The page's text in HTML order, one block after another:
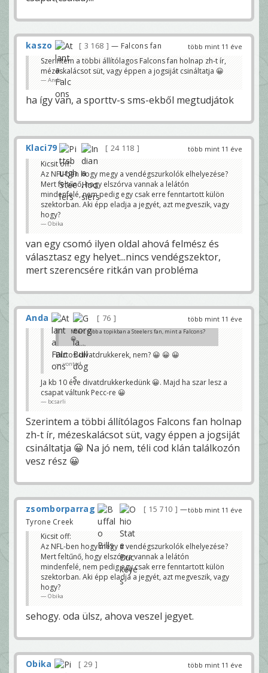
több mint 11 éve
kaszo 3 168 — Falcons fan
Szerintem a többi állítólagos Falcons fan holnap zh-t ír,
mézeskalácsot süt, vagy éppen a jogsiját csináltatja 😀
Anda
ha így van, a sporttv-s sms-ekből megtudjátok
több mint 11 éve
Klaci79
24 118
Kicsit off:
Az NFL-ben hogy megy a vendégszurkolók elhelyezése?
Mert feltűnő, hogy elszórva vannak a lelátón
mindenfelé, nem pedig egy csak erre fenntartott külön
szektorban. Aki épp eladja a jegyét, azt megveszik, vagy
hogy?
Obika
van egy csomó ilyen oldal ahová felmész és
választasz egy helyet...nincs vendégszektor,
mert szerencsére ritkán van probléma
több mint 11 éve
Anda 76
Miért több a topikban a Steelers fan, mint a Falcons?
😀
Anda
Biztos divatdrukkerek, nem? 😀 😀 😀
vontod
Ja kb 10 éve divatdrukkerkedünk 😀. Majd ha szar lesz a
csapat váltunk Pecc-re 😀
bcsarli
Szerintem a többi állítólagos Falcons fan holnap
zh-t ír, mézeskalácsot süt, vagy éppen a jogsiját
csináltatja 😀 Na jó nem, téli cod klán találkozón
vesz rész 😀
több mint 11 éve
zsomborparrag 15 710
—
Tyrone Creek
Kicsit off:
Az NFL-ben hogy megy a vendégszurkolók elhelyezése?
Mert feltűnő, hogy elszórva vannak a lelátón
mindenfelé, nem pedig egy csak erre fenntartott külön
szektorban. Aki épp eladja a jegyét, azt megveszik, vagy
hogy?
Obika
sehogy. oda ülsz, ahova veszel jegyet.
több mint 11 éve
Obika 29